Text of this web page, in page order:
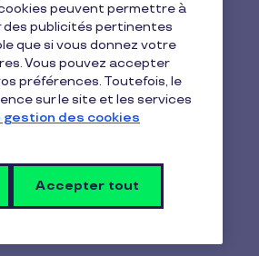
de
de TVA ou
de
peuvent permettre à
des publicités pertinentes
que si vous donnez votre
Vous pouvez accepter
préférences. Toutefois, le
sur le site et les services
gestion des cookies
Accepter tout